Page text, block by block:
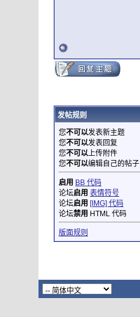
发帖规则
您不可以发表新主题
您不可以发表回复
您不可以上传附件
您不可以编辑自己的帖子
启用 BB 代码
论坛启用 表情符号
论坛启用 [IMG] 代码
论坛禁用 HTML 代码
版面规则